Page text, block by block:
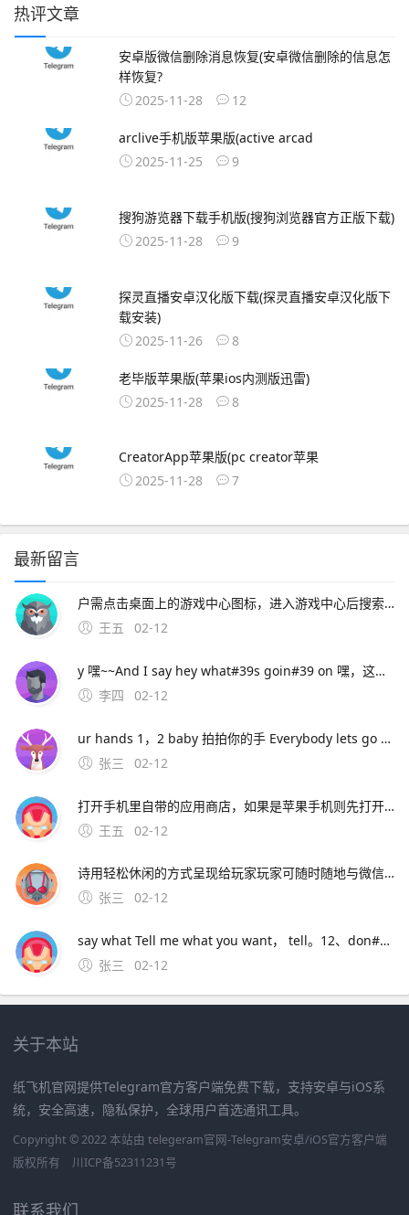
热评文章
安卓版微信删除消息恢复(安卓微信删除的信息怎
样恢复?
2025-11-28
12
arclive手机版苹果版(active arcad
2025-11-25
9
搜狗游览器下载手机版(搜狗浏览器官方正版下载)
2025-11-28
9
探灵直播安卓汉化版下载(探灵直播安卓汉化版下
载安装)
2025-11-26
8
老毕版苹果版(苹果ios内测版迅雷)
2025-11-28
8
CreatorApp苹果版(pc creator苹果
2025-11-28
7
最新留言
户需点击桌面上的游戏中心图标，进入游戏中心后搜索咸鱼之王，下载安装游戏后再进行登录手动安装游戏并登录如已安装MuMu模拟器但未预安装咸鱼之王，用户可点击模拟器内的“下载安卓版”按钮，下载咸鱼之王的apk文件下载完成后，将apk文件直接拖入
王五
02-12
y 嘿~~And I say hey what#39s goin#39 on 嘿，这是怎么了 And I say hey 嘿~~I said hey what#39s goin#39 on 嘿，这是怎么了 And I t
李四
02-12
ur hands 1，2 baby 拍拍你的手 Everybody lets go ha ha ha ha 让每个人都去哈哈哈哈 I want yall ladies clap again 我想女士们再次拍手 Let m
张三
02-12
打开手机里自带的应用商店，如果是苹果手机则先打开APP STORE2在应用商店或者APP STORE里的搜索框搜索“支付宝”，3在搜索结果中选择 支付宝 下载并安装4安装完成后即可在手机桌面打开运行支付宝包括安卓版和苹果版，需要对应手机系统进行下载安卓版。应用宝是腾讯推出的应用商店，主要面
王五
02-12
诗用轻松休闲的方式呈现给玩家玩家可随时随地与微信好友好友互动，分享你的丰功伟绩，与好友一起戎马七国，征战天下 七雄争霸手机版特色系统联盟系统 在七雄。3、手机下载个apk编辑器，用编辑器找到安装包，长按安装包出来菜单后， 点制作共存就行了，会生成另一个安装包，安装就行了。4、喜欢玩国战手游的
张三
02-12
say what Tell me what you want， tell。12、don#39t you let me go Say what 不要让我走 don#39t you let me down One more time now 你不要让我失望 1，2 baby clap ur
张三
02-12
关于本站
纸飞机官网提供Telegram官方客户端免费下载，支持安卓与iOS系
统，安全高速，隐私保护，全球用户首选通讯工具。
Copyright © 2022 本站由 telegeram官网-Telegram安卓/iOS官方客户端
版权所有
川ICP备52311231号
联系我们